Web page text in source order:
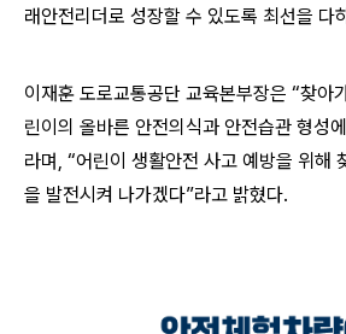
래안전리더로 성장할 수 있도록 최선을 다
이재훈 도로교통공단 교육본부장은 “찾아
린이의 올바른 안전의식과 안전습관 형성
라며, “어린이 생활안전 사고 예방을 위해
을 발전시켜 나가겠다”라고 밝혔다.